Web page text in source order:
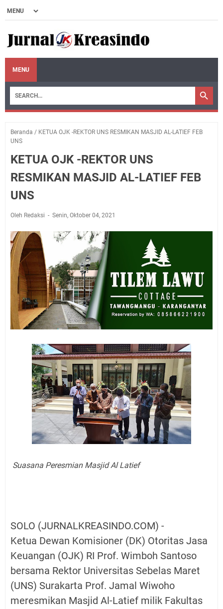
MENU
Beranda / KETUA OJK -REKTOR UNS RESMIKAN MASJID AL-LATIEF FEB
UNS
KETUA OJK -REKTOR UNS
RESMIKAN MASJID AL-LATIEF FEB
UNS
Oleh Redaksi Senin, Oktober 04, 2021
Suasana Peresmian Masjid Al Latief
SOLO (JURNALKREASINDO.COM) -
Ketua Dewan Komisioner (DK) Otoritas Jasa
Keuangan (OJK) RI Prof. Wimboh Santoso
bersama Rektor Universitas Sebelas Maret
(UNS) Surakarta Prof. Jamal Wiwoho
meresmikan Masjid Al-Latief milik Fakultas